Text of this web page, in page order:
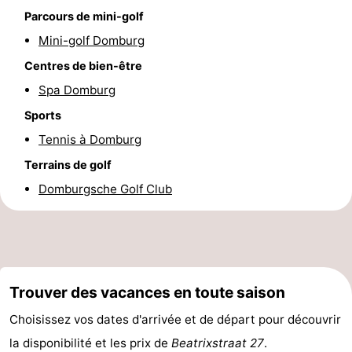
Route
Stationnement
Adresses
Médicales
Région
Zeeland
Bruinisse
-
Parcours de mini-golf
Mini-golf Domburg
Centres de bien-être
Spa Domburg
Sports
Tennis à Domburg
Terrains de golf
Domburgsche Golf Club
Trouver des vacances en toute saison
Choisissez vos dates d'arrivée et de départ pour découvrir
la disponibilité et les prix de Beatrixstraat 27.